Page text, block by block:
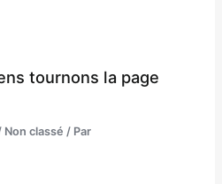
tournons la page
Non classé / Par